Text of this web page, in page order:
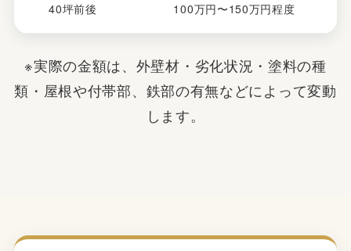
40坪前後 100万円〜150万円程度
※実際の金額は、外壁材・劣化状況・塗料の種
類・屋根や付帯部、鉄部の有無などによって変動
します。